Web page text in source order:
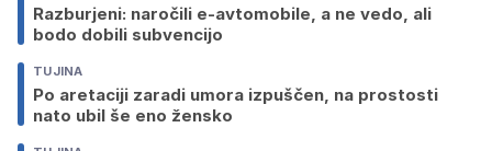
Razburjeni: naročili e-avtomobile, a ne vedo, ali
bodo dobili subvencijo
TUJINA
Po aretaciji zaradi umora izpuščen, na prostosti
nato ubil še eno žensko